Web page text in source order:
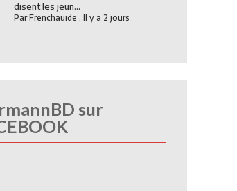
disent les jeun...
ParFrenchauide , Il y a 2 jours
sur